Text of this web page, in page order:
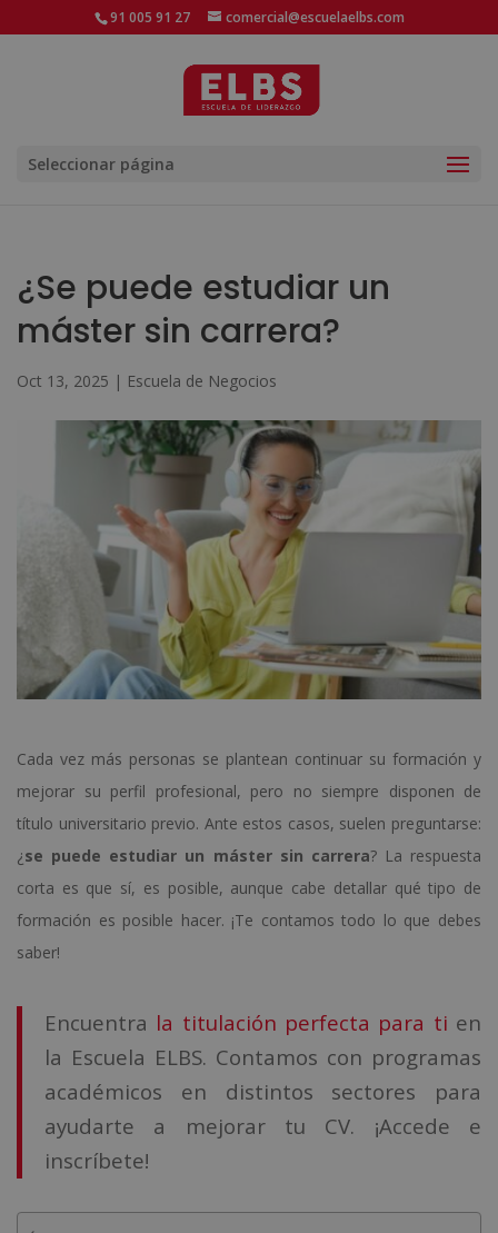
91 005 91 27 comercial@escuelaelbs.com
Seleccionar página
¿Se puede estudiar un
máster sin carrera?
Oct 13, 2025 | Escuela de Negocios
Cada vez más personas se plantean continuar su formación y
mejorar su perfil profesional, pero no siempre disponen de
título universitario previo. Ante estos casos, suelen preguntarse:
¿se puede estudiar un máster sin carrera? La respuesta
corta es que sí, es posible, aunque cabe detallar qué tipo de
formación es posible hacer. ¡Te contamos todo lo que debes
saber!
Encuentra la titulación perfecta para ti en
la Escuela ELBS. Contamos con programas
académicos en distintos sectores para
ayudarte a mejorar tu CV. ¡Accede e
inscríbete!